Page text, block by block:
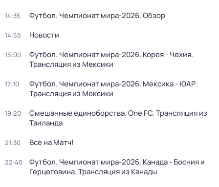
14:35 Футбол. Чемпионат мира-2026. Обзор
14:55 Новости
15:00
Футбол. Чемпионат мира-2026. Корея - Чехия.
Трансляция из Мексики
17:10
Футбол. Чемпионат мира-2026. Мексика - ЮАР.
Трансляция из Мексики
19:20
Смешанные единоборства. One FC. Трансляция из
Таиланда
21:30 Все на Матч!
22:40
Футбол. Чемпионат мира-2026. Канада - Босния и
Герцеговина. Трансляция из Канады